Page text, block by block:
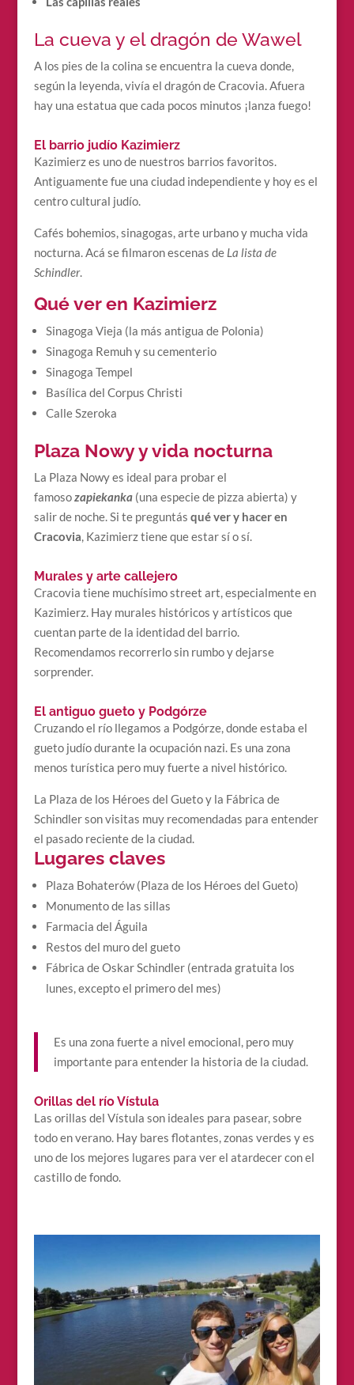
La cueva y el dragón de Wawel
A los pies de la colina se encuentra la cueva donde,
según la leyenda, vivía el dragón de Cracovia. Afuera
hay una estatua que cada pocos minutos ¡lanza fuego!
El barrio judío Kazimierz
Kazimierz es uno de nuestros barrios favoritos.
Antiguamente fue una ciudad independiente y hoy es el
centro cultural judío.
Cafés bohemios, sinagogas, arte urbano y mucha vida
nocturna. Acá se filmaron escenas de La lista de
Schindler.
Qué ver en Kazimierz
Sinagoga Vieja (la más antigua de Polonia)
Sinagoga Remuh y su cementerio
Sinagoga Tempel
Basílica del Corpus Christi
Calle Szeroka
Plaza Nowy y vida nocturna
La Plaza Nowy es ideal para probar el
famosozapiekanka(una especie de pizza abierta) y
salir de noche. Si te preguntás qué ver y hacer en
Cracovia, Kazimierz tiene que estar sí o sí.
Murales y arte callejero
Cracovia tiene muchísimo street art, especialmente en
Kazimierz. Hay murales históricos y artísticos que
cuentan parte de la identidad del barrio.
Recomendamos recorrerlo sin rumbo y dejarse
sorprender.
El antiguo gueto y Podgórze
Cruzando el río llegamos a Podgórze, donde estaba el
gueto judío durante la ocupación nazi. Es una zona
menos turística pero muy fuerte a nivel histórico.
La Plaza de los Héroes del Gueto y la Fábrica de
Schindler son visitas muy recomendadas para entender
el pasado reciente de la ciudad.
Lugares claves
Plaza Bohaterów (Plaza de los Héroes del Gueto)
Monumento de las sillas
Farmacia del Águila
Restos del muro del gueto
Fábrica de Oskar Schindler (entrada gratuita los
lunes, excepto el primero del mes)
Es una zona fuerte a nivel emocional, pero muy
importante para entender la historia de la ciudad.
Orillas del río Vístula
Las orillas del Vístula son ideales para pasear, sobre
todo en verano. Hay bares flotantes, zonas verdes y es
uno de los mejores lugares para ver el atardecer con el
castillo de fondo.